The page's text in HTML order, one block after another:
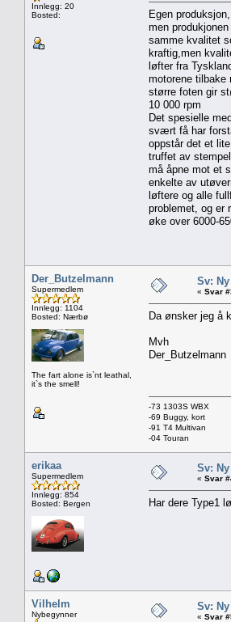
Innlegg: 20
Bosted:
Egen
men
samme kvalitet
kraftig,men
løfter fra
motorene tilbake
større foten gir
10 000 rpm
Det spesielle
svært få har
oppstår det et
truffet av
må åpne mot et
enkelte av
løftere og alle
problemet, og er
øke over 6000-
Der_Butzelmann
Supermedlem
Innlegg: 1104
Bosted: Nærbø
The fart alone is`nt leathal,
it`s the smell!
Sv:
« Svar
Da ønsker jeg å
Mvh
Der_Butzelmann
-73 1303S WBX
-69 Buggy, kort
-91 T4 Multivan
-04 Touran
erikaa
Supermedlem
Innlegg: 854
Bosted: Bergen
Sv:
« Svar
Har dere Type1
Vilhelm
Nybegynner
Sv:
« Svar